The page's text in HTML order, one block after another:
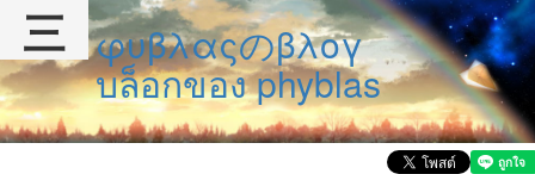
φυβλαςのβλογ
บล็อกของ phyblas
三